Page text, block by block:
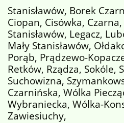
Stanisławów, Borek
Ciopan, Cisówka,
Stanisławów, Legacz,
Mały Stanisławów,
Porąb, Prądzewo-
Retków, Rządza, Sokóle,
Suchowizna,
Czarnińska, Wólka
Wybraniecka, Wólka-
Zawiesiuchy,